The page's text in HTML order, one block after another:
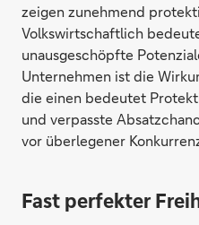
zeigen zunehmend
Volkswirtschaftlich
unausgeschöpfte
Unternehmen ist die
die einen bedeutet
und verpasste
vor überlegener
Fast perfekter